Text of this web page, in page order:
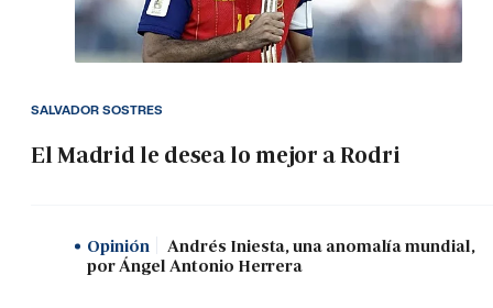
El Madrid le desea lo mejor a Rodri
SALVADOR SOSTRES
Opinión
Andrés Iniesta, una anomalía mundial,
por Ángel Antonio Herrera